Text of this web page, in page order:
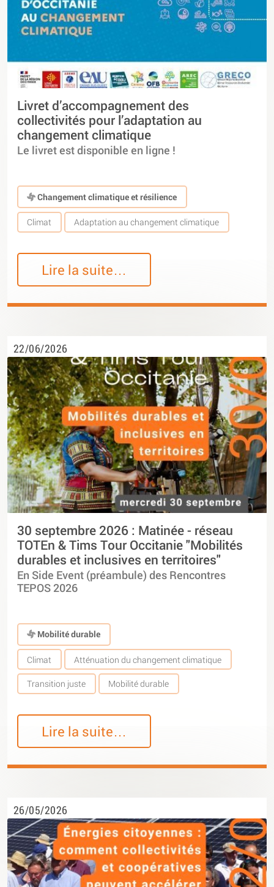
Livret d’accompagnement des
collectivités pour l’adaptation au
changement climatique
Le livret est disponible en ligne !
Changement climatique et résilience
Climat Adaptation au changement climatique
Lire la suite…
22/06/2026
30 septembre 2026 : Matinée - réseau
TOTEn & Tims Tour Occitanie "Mobilités
durables et inclusives en territoires"
En Side Event (préambule) des Rencontres
TEPOS 2026
Mobilité durable
Climat Atténuation du changement climatique
Transition juste Mobilité durable
Lire la suite…
26/05/2026